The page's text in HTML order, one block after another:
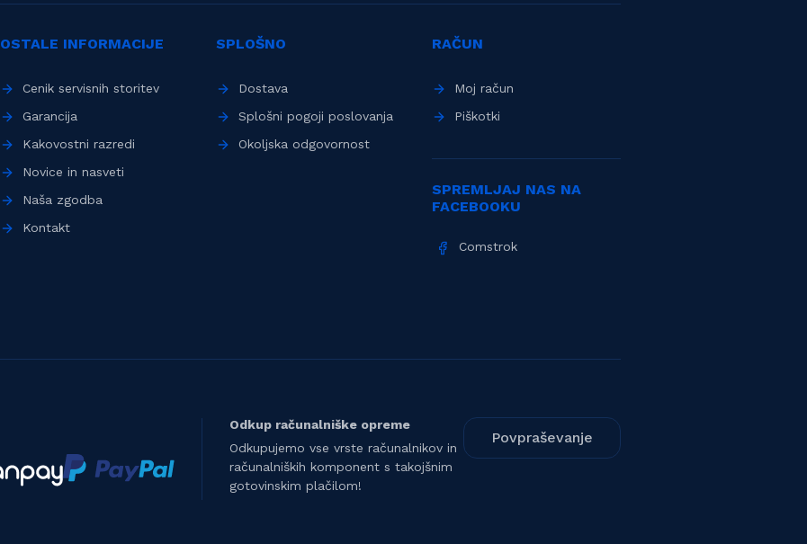
OSTALE INFORMACIJE
Cenik servisnih storitev
Garancija
Kakovostni razredi
Novice in nasveti
Naša zgodba
Kontakt
SPLOŠNO
Dostava
Splošni pogoji poslovanja
Okoljska odgovornost
RAČUN
Moj račun
Piškotki
SPREMLJAJ NAS NA
FACEBOOKU
Comstrok
Odkup računalniške opreme
Odkupujemo vse vrste računalnikov in
računalniških komponent s takojšnim
gotovinskim plačilom!
Povpraševanje